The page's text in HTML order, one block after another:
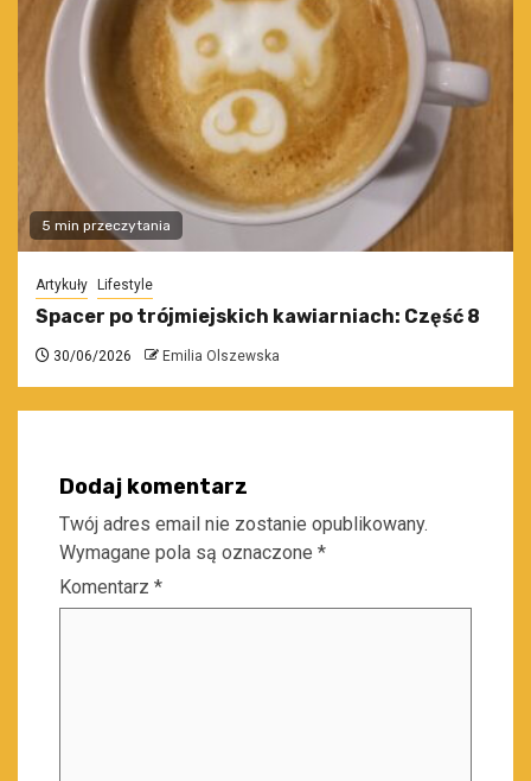
5 min przeczytania
Artykuły Lifestyle
Spacer po trójmiejskich kawiarniach: Część 8
30/06/2026 Emilia Olszewska
Dodaj komentarz
Twój adres email nie zostanie opublikowany.
Wymagane pola są oznaczone *
Komentarz *